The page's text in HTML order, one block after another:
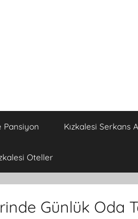
Pansiyon Kızkalesi Serkans
Oteller
Günlük Oda